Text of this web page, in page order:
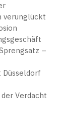
verunglückt
–
Düsseldorf
Verdacht